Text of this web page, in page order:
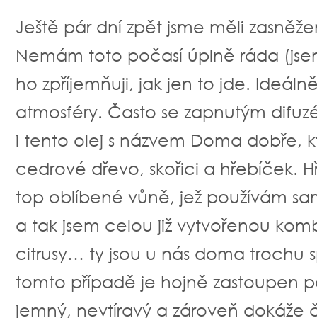
Ještě pár dní zpět jsme měli
Nemám toto počasí úplně ráda
ho zpříjemňuji, jak jen to jde.
atmosféry. Často se zapnutým
i tento olej s názvem Doma dobře,
cedrové dřevo, skořici a hřebíček.
top oblíbené vůně, jež používám
a tak jsem celou již vytvořenou
citrusy… ty jsou u nás doma trochu
tomto případě je hojně zastoupen
jemný, nevtíravý a zároveň dokáže